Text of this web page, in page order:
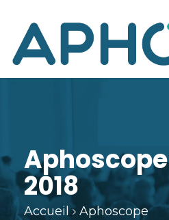
2018
Accueil
Aphoscope